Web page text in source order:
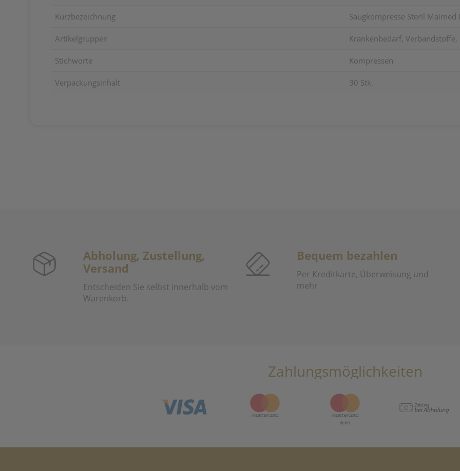
Kurzbezeichnung Saugkompresse Steril
Artikelgruppen Krankenbedarf,
Stichworte Kompressen
Verpackungsinhalt 30 Stk.
Abholung, Zustellung,
Versand
Entscheiden Sie selbst innerhalb vom
Warenkorb.
Bequem bezahlen
Per Kreditkarte, Überweisung und
mehr
Zahlungsmöglichkeiten